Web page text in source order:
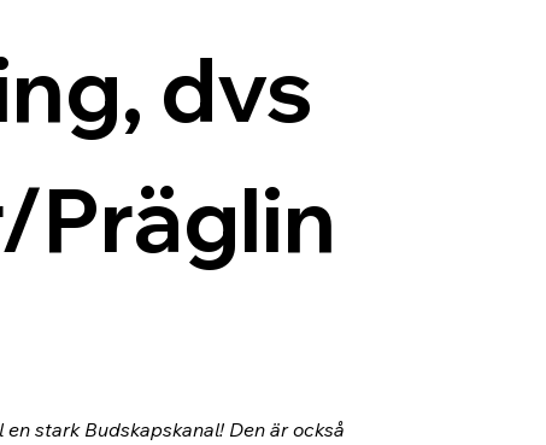
dvs
stark Budskapskanal! Den är också